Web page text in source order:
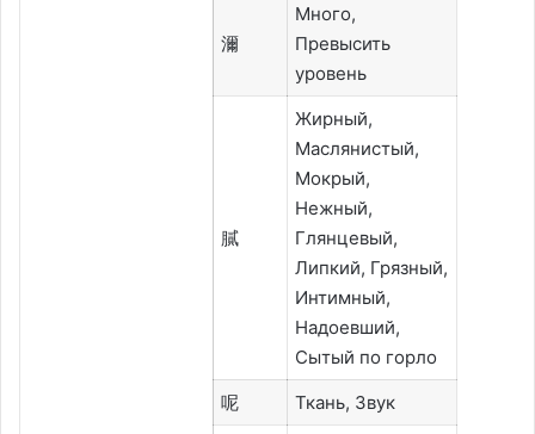
濔
Много,
Превысить
уровень
膩
Жирный,
Маслянистый,
Мокрый,
Нежный,
Глянцевый,
Липкий, Грязный,
Интимный,
Надоевший,
Сытый по горло
呢
Ткань, Звук